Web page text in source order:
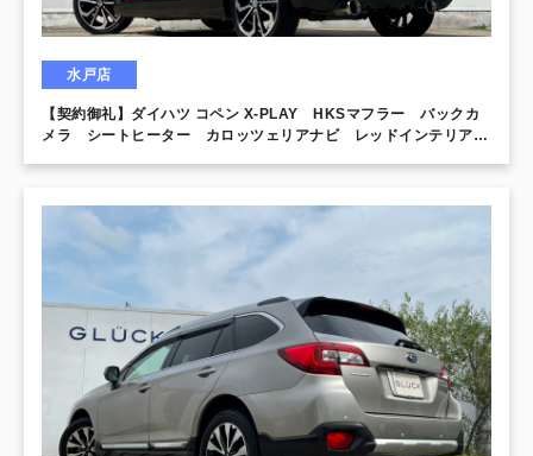
水戸店
【契約御礼】ダイハツ コペン X-PLAY HKSマフラー バックカ
メラ シートヒーター カロッツェリアナビ レッドインテリア